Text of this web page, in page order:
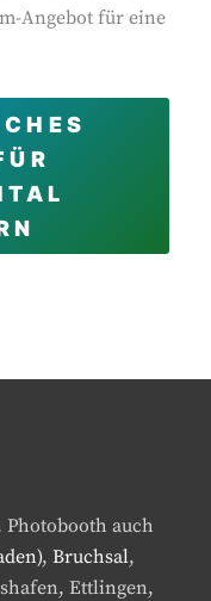
Angebot für eine
auch
, Bruchsal,
Ettlingen,